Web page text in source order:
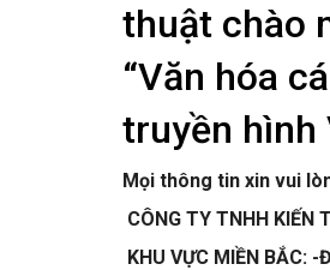
thuật chào
“Văn hóa
truyền hình
Mọi thông tin xin vui
CÔNG TY TNHH KIẾN
KHU VỰC MIỀN BẮC: